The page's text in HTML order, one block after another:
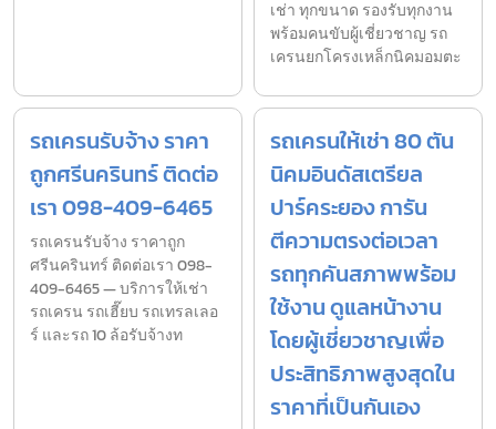
เช่า ทุกขนาด รองรับทุกงาน
พร้อมคนขับผู้เชี่ยวชาญ รถ
เครนยกโครงเหล็กนิคมอมตะ
รถเครนรับจ้าง ราคา
ถูกศรีนครินทร์ ติดต่อ
เรา 098-409-6465
รถเครนรับจ้าง ราคาถูก
ศรีนครินทร์ ติดต่อเรา 098-
409-6465 — บริการให้เช่า
รถเครน รถเฮี๊ยบ รถเทรลเลอ
ร์ และรถ 10 ล้อรับจ้างท
รถเครนให้เช่า 80 ตัน
นิคมอินดัสเตรียล
ปาร์คระยอง การัน
ตีความตรงต่อเวลา
รถทุกคันสภาพพร้อม
ใช้งาน ดูแลหน้างาน
โดยผู้เชี่ยวชาญเพื่อ
ประสิทธิภาพสูงสุดใน
ราคาที่เป็นกันเอง